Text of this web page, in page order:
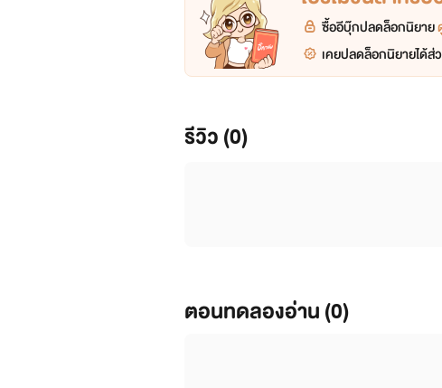
ซื้ออีบุ๊กปลดล็อกนิยาย
เคยปลดล็อกนิยายได้
รีวิว (0)
ตอนทดลองอ่าน (0)